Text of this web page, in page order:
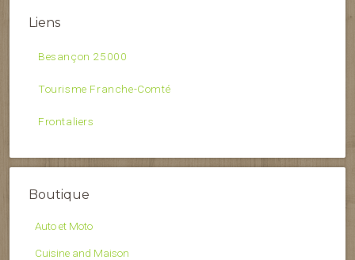
Liens
Besançon 25000
Tourisme Franche-Comté
Frontaliers
Boutique
Auto et Moto
Cuisine and Maison